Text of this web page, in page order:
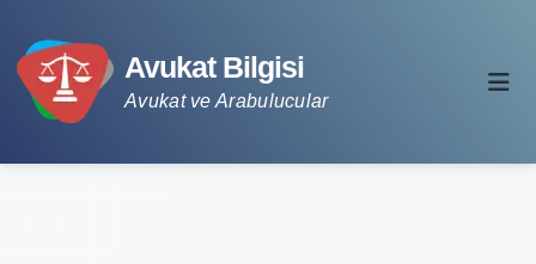
Avukat Bilgisi
Avukat ve Arabulucular